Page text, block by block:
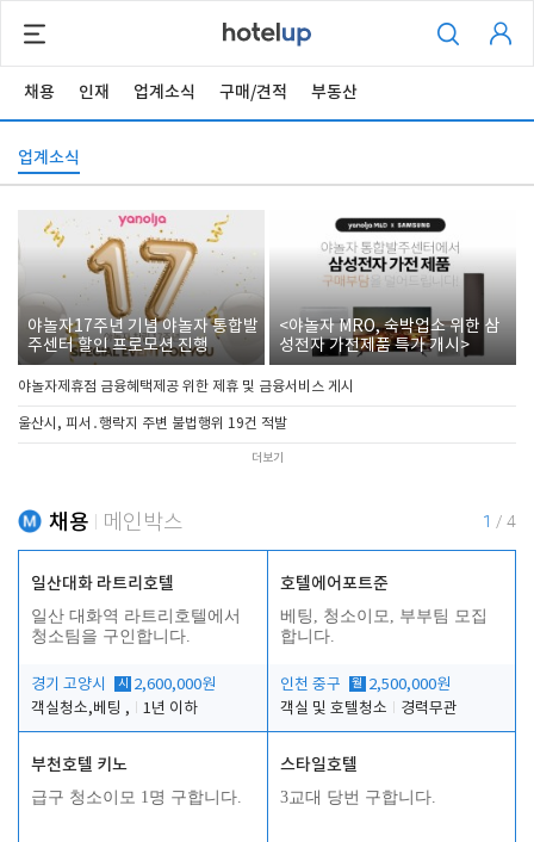
채용 인재 업계소식 구매/견적 부동산
업계소식
야놀자17주년 기념 야놀자 통합발
주센터 할인 프로모션 진행
<야놀자 MRO, 숙박업소 위한 삼
성전자 가전제품 특가 개시>
야놀자제휴점 금융혜택제공 위한 제휴 및 금융서비스 게시
울산시, 피서․행락지 주변 불법행위 19건 적발
더보기
채용 메인박스 1 / 4
일산대화 라트리호텔
일산 대화역 라트리호텔에서
청소팀을 구인합니다.
경기 고양시 시
2,600,000원
객실청소,베팅 ,
1년 이하
호텔에어포트준
베팅, 청소이모, 부부팀 모집
합니다.
인천 중구 월 2,500,000원
객실 및 호텔청소
경력무관
부천호텔 키노
급구 청소이모 1명 구합니다.
스타일호텔
3교대 당번 구합니다.